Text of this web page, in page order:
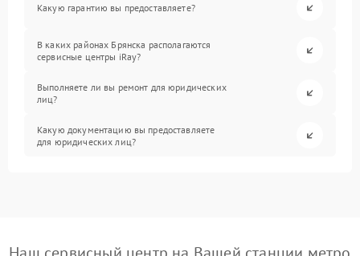
Какую гарантию вы предоставляете?
В каких районах Брянска располагаются
сервисные центры iRay?
Выполняете ли вы ремонт для юридических
лиц?
Какую документацию вы предоставляете
для юридических лиц?